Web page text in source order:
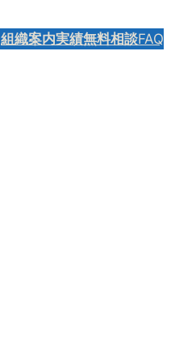
組織案内実績無料相談FAQ